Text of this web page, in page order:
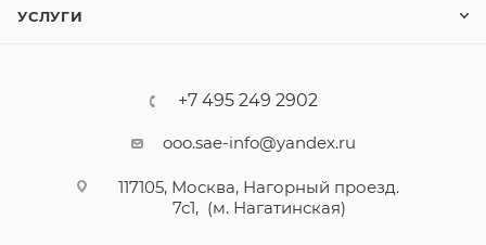
УСЛУГИ
+7 495 249 2902
ooo.sae-info@yandex.ru
117105, Москва, Нагорный проезд.
7с1, (м. Нагатинская)